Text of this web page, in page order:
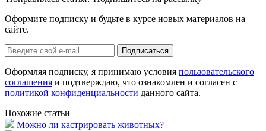
Оформите подписку и будьте в курсе новых материалов на
сайте.
Оформляя подписку, я принимаю условия пользовательского
соглашения и подтверждаю, что ознакомлен и согласен с
политикой конфиденциальности данного сайта.
Похожие статьи
Можно ли кастрировать животных?